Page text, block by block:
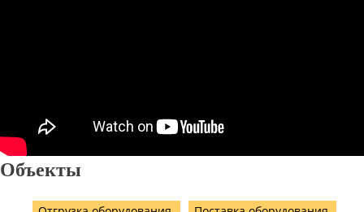
Объекты